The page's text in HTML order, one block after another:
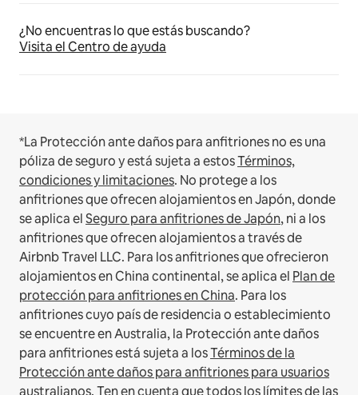
¿No encuentras lo que estás buscando?
Visita el Centro de ayuda
*La Protección ante daños para anfitriones no es una
póliza de seguro y está sujeta a estosTérminos,
condiciones y limitaciones. No protege a los
anfitriones que ofrecen alojamientos en Japón, donde
se aplica elSeguro para anfitriones de Japón, ni a los
anfitriones que ofrecen alojamientos a través de
Airbnb Travel LLC. Para los anfitriones que ofrecieron
alojamientos en China continental, se aplica el Plan de
protección para anfitriones en China. Para los
anfitriones cuyo país de residencia o establecimiento
se encuentre en Australia, la Protección ante daños
para anfitriones está sujeta a losTérminos de la
Protección ante daños para anfitriones para usuarios
australianos. Ten en cuenta que todos los límites de las